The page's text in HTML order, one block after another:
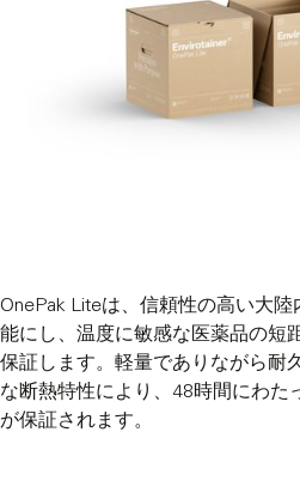
OnePak Liteは、信頼性の高い大陸
能にし、温度に敏感な医薬品の短
保証します。軽量でありながら耐
な断熱特性により、48時間にわた
が保証されます。